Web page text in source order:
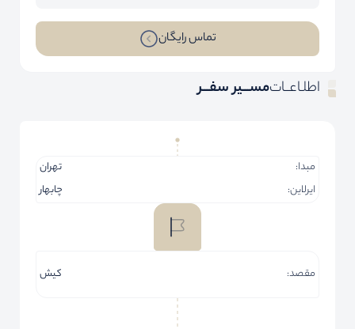
تماس رایگان
اطلـاعــاتمســـیر سفـــر
مبدا:
تهران
ایرلاین:
چابهار
مقصد: کیش